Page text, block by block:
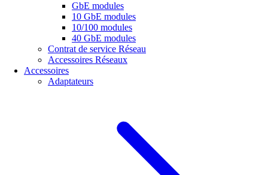
GbE modules
10 GbE modules
10/100 modules
40 GbE modules
Contrat de service Réseau
Accessoires Réseaux
Accessoires
Adaptateurs